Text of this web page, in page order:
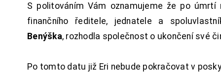
S politováním Vám oznamujeme že po úmrtí
finančního ředitele, jednatele a
Benýška, rozhodla společnost o ukončení své
Po tomto datu již Eri nebude pokračovat v